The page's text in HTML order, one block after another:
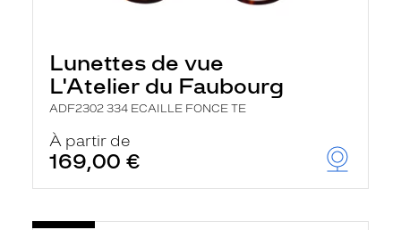
Lunettes de vue
L'Atelier du Faubourg
ADF2302 334 ECAILLE FONCE TE
À partir de
169,00 €